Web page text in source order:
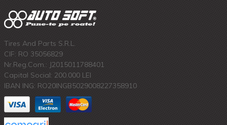
Tires And Parts S.R.L.
CIF: RO 35056829
Nr.Reg.Com.: J2015011788401
Capital Social: 200.000 LEI
IBAN ING: RO20INGB5029008227358910